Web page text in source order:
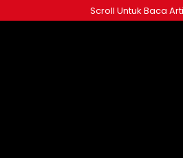
ke
Scroll Untuk Baca